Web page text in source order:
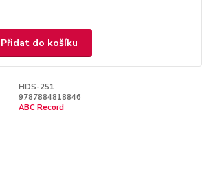
Přidat do košíku
HDS-251
9787884818846
ABC Record